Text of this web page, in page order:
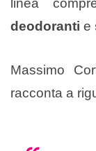
linea
deodoranti e
Massimo
racconta a